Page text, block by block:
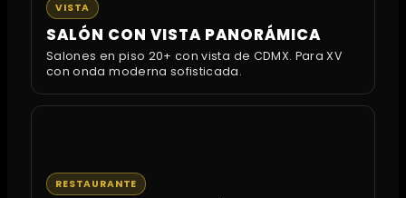
VISTA
SALÓN CON VISTA PANORÁMICA
Salones en piso 20+ con vista de CDMX. Para XV
con onda moderna sofisticada.
RESTAURANTE